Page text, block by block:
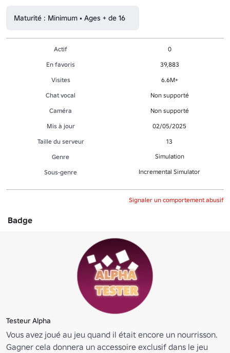
Maturité : Minimum • Ages + de 16
Actif
0
En favoris
39,883
Visites
6.6M+
Chat vocal
Non supporté
Caméra
Non supporté
Mis à jour
02/05/2025
Taille du serveur
13
Genre
Simulation
Sous-genre Incremental Simulator
Signaler un comportement abusif
Badge
Testeur Alpha
Vous avez joué au jeu quand il était encore un nourrisson.
Gagner cela donnera un accessoire exclusif dans le jeu